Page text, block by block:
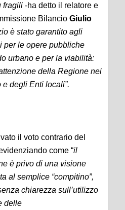
fragili -ha detto il relatore e
Bilancio Giulio
è stato garantito agli
per le opere pubbliche
urbano e per la viabilità:
della Regione nei
degli Enti locali”.
il voto contrario del
come “il
è privo di una visione
al semplice “compitino”,
chiarezza sull’utilizzo
delle